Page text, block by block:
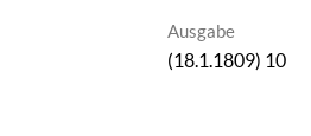
Ausgabe
(18.1.1809) 10